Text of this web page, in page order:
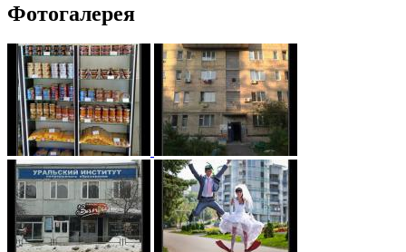
Фотогалерея